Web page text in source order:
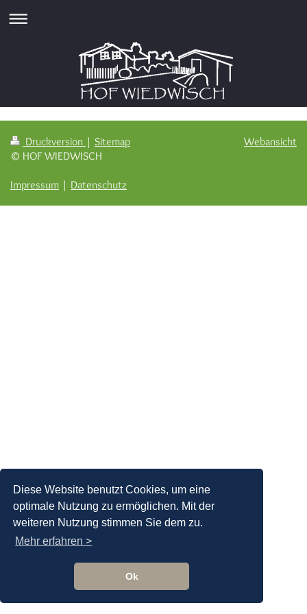
Diese Website benutzt Cookies, um eine
optimale Nutzung zu ermöglichen. Mit der
weiteren Nutzung stimmen Sie dem zu.
Mehr erfahren >
Ok
Druckversion | Sitemap
© HOF WIEDWISCH
Impressum | Datenschutz
Webansicht